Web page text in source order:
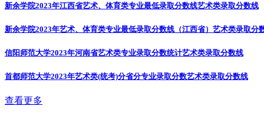
新余学院2023年江西省艺术、体育类专业最低录取分数线艺术类录取分数线
新余学院2023年艺术、体育类专业最低录取分数线（江西省） 艺术类录取分
信阳师范大学2023年河南省艺术类专业录取分数统计艺术类录取分数线
首都师范大学2023年艺术类(统考)分省分专业录取分数艺术类录取分数线
查看更多